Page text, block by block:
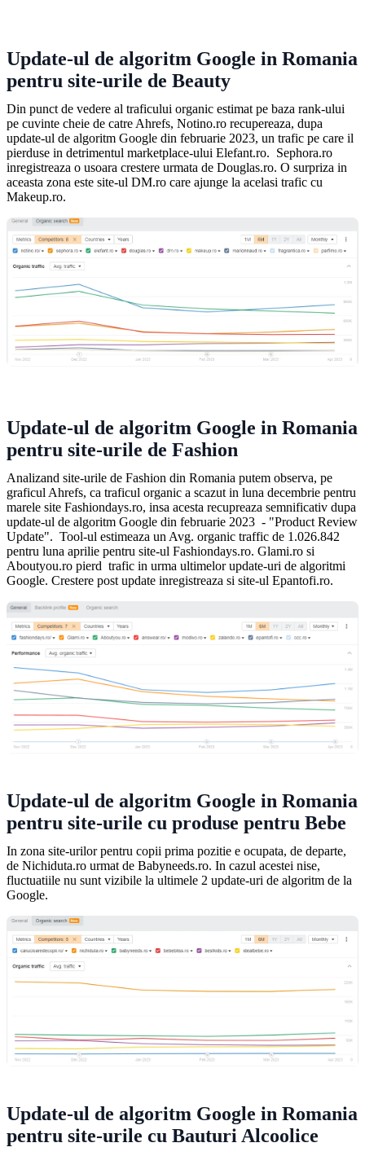
Update-ul de algoritm Google in Romania
pentru site-urile de Beauty
Din punct de vedere al traficului organic estimat pe baza rank-ului
pe cuvinte cheie de catre Ahrefs, Notino.ro recupereaza, dupa
update-ul de algoritm Google din februarie 2023, un trafic pe care il
pierduse in detrimentul marketplace-ului Elefant.ro. Sephora.ro
inregistreaza o usoara crestere urmata de Douglas.ro. O surpriza in
aceasta zona este site-ul DM.ro care ajunge la acelasi trafic cu
Makeup.ro.
Update-ul de algoritm Google in Romania
pentru site-urile de Fashion
Analizand site-urile de Fashion din Romania putem observa, pe
graficul Ahrefs, ca traficul organic a scazut in luna decembrie pentru
marele site Fashiondays.ro, insa acesta recupreaza semnificativ dupa
update-ul de algoritm Google din februarie 2023 - "Product Review
Update". Tool-ul estimeaza un Avg. organic traffic de 1.026.842
pentru luna aprilie pentru site-ul Fashiondays.ro. Glami.ro si
Aboutyou.ro pierd trafic in urma ultimelor update-uri de algoritmi
Google. Crestere post update inregistreaza si site-ul Epantofi.ro.
Update-ul de algoritm Google in Romania
pentru site-urile cu produse pentru Bebe
In zona site-urilor pentru copii prima pozitie e ocupata, de departe,
de Nichiduta.ro urmat de Babyneeds.ro. In cazul acestei nise,
fluctuatiile nu sunt vizibile la ultimele 2 update-uri de algoritm de la
Google.
Update-ul de algoritm Google in Romania
pentru site-urile cu Bauturi Alcoolice